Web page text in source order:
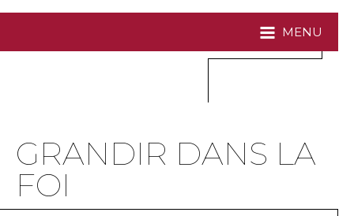
MENU
GRANDIR DANS LA
FOI